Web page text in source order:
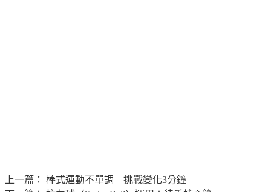
上一篇：
棒式運動不單調 挑戰變化3分鐘